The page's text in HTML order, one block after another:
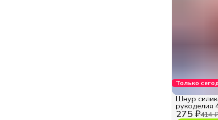
Только
275 ₽414 ₽
Шнур
рукоделия